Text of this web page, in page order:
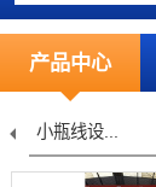
产品中心
桶装线设...